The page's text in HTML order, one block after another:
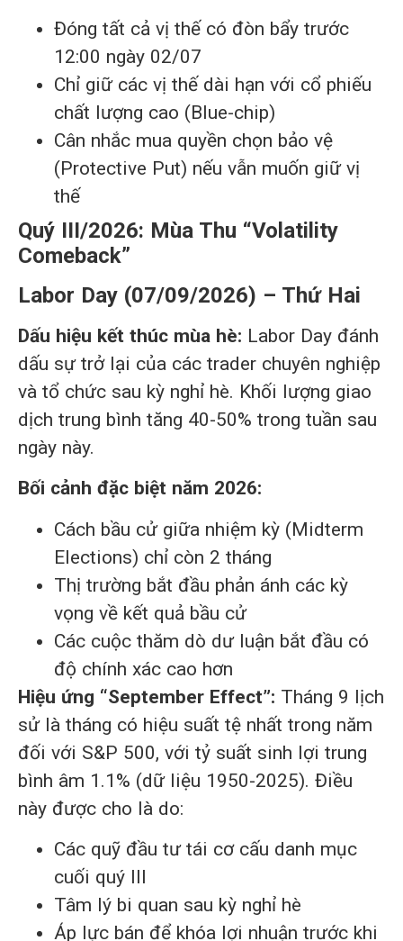
Đóng tất cả vị thế có đòn bẩy trước
12:00 ngày 02/07
Chỉ giữ các vị thế dài hạn với cổ phiếu
chất lượng cao (Blue-chip)
Cân nhắc mua quyền chọn bảo vệ
(Protective Put) nếu vẫn muốn giữ vị
thế
Quý III/2026: Mùa Thu “Volatility
Comeback”
Labor Day (07/09/2026) – Thứ Hai
Dấu hiệu kết thúc mùa hè: Labor Day đánh
dấu sự trở lại của các trader chuyên nghiệp
và tổ chức sau kỳ nghỉ hè. Khối lượng giao
dịch trung bình tăng 40-50% trong tuần sau
ngày này.
Bối cảnh đặc biệt năm 2026:
Cách bầu cử giữa nhiệm kỳ (Midterm
Elections) chỉ còn 2 tháng
Thị trường bắt đầu phản ánh các kỳ
vọng về kết quả bầu cử
Các cuộc thăm dò dư luận bắt đầu có
độ chính xác cao hơn
Hiệu ứng “September Effect”: Tháng 9 lịch
sử là tháng có hiệu suất tệ nhất trong năm
đối với S&P 500, với tỷ suất sinh lợi trung
bình âm 1.1% (dữ liệu 1950-2025). Điều
này được cho là do:
Các quỹ đầu tư tái cơ cấu danh mục
cuối quý III
Tâm lý bi quan sau kỳ nghỉ hè
Áp lực bán để khóa lợi nhuận trước khi